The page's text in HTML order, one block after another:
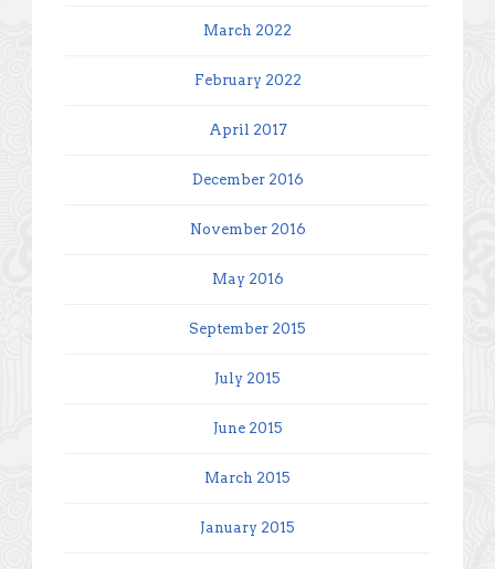
March 2022
February 2022
April 2017
December 2016
November 2016
May 2016
September 2015
July 2015
June 2015
March 2015
January 2015